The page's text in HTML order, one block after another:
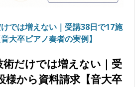
では増えない｜受講38日で17施
大卒ピアノ奏者の実例】
術だけでは増えない｜受
様から資料請求【音大卒